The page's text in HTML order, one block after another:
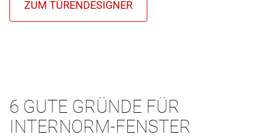
6 GUTE GRÜNDE FÜR
INTERNORM-FENSTER